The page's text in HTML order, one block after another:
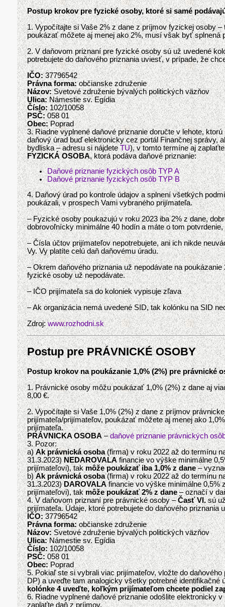
Postup krokov pre fyzické osoby, ktoré si samé
1. Vypočítajte si Vaše 2% z dane z príjmov fyzickej osoby
poukázať môžete aj menej ako 2%, musí však byť splnená
2. V daňovom priznaní pre fyzické osoby sú už uvedené
potrebujete do daňového priznania uviesť, v prípade, že
IČO:37796542
Právna forma:občianske združenie
Názov:Svetové združenie bývalých politických väzňov
Ulica:Námestie sv. Egídia
Číslo:102/10058
PSČ:058 01
Obec:Poprad
3. Riadne vyplnené daňové priznanie doručte v lehote,
daňový úrad buď elektronicky cez portál Finančnej správy,
bydliska – adresu si nájdeteTU), v tomto termíne aj
FYZICKÁ OSOBA, ktorá podáva daňové priznanie:
Daňové priznanie fyzických osôb TYP A
Daňové priznanie fyzických osôb TYP B
4. Daňový úrad po kontrole údajov a splnení všetkých
poukázali, v prospech Vami vybraného prijímateľa.
– Fyzické osoby poukazujú v roku 2023 iba 2% z dane,
dobrovoľnícky minimálne 40 hodín a máte o tom
– Čísla účtov prijímateľov nepotrebujete, ani ich nikde
Vy. Vy platíte celú daň daňovému úradu.
– Okrem daňového priznania už nepodávate na
fyzické osoby už nepodávate.
– IČO prijímateľa sa do koloniek vypisuje zľava
– Ak organizácia nemá uvedené SID, tak kolónku na SID
Zdroj:www.rozhodni.sk
Postup pre PRÁVNICKÉ OSOBY
Postup krokov na poukázanie 1,0% (2%) pre právnické
1. Právnické osoby môžu poukázať 1,0% (2%) z dane aj
8,00 €.
2. Vypočítajte si Vaše 1,0% (2%) z dane z príjmov
prijímateľa/prijímateľov, poukázať môžete aj menej ako
prijímateľa.
PRÁVNICKA OSOBA–daňové priznanie právnických
3. Pozor:
a)Ak právnická osoba(firma) v roku 2022 až do termínu
31.3.2023)NEDAROVALAfinancie vo výške minimálne
prijímateľovi), takmôže poukázať iba 1,0% z dane–
b)Ak právnická osoba(firma) v roku 2022 až do termínu
31.3.2023)DAROVALAfinancie vo výške minimálne 0,5%
prijímateľovi), takmôže poukázať 2% z dane– označí v
4. V daňovom priznaní pre právnické osoby –Časť VI.sú
prijímateľa. Údaje, ktoré potrebujete do daňového priznania
IČO:37796542
Právna forma:občianske združenie
Názov:Svetové združenie bývalých politických väzňov
Ulica:Námestie sv. Egídia
Číslo:102/10058
PSČ:058 01
Obec:Poprad
5. Pokiaľ ste si vybrali viac prijímateľov, vložte do
DP) a uveďte tam analogicky všetky potrebné
kolónke 4 uveďte, koľkým prijímateľom chcete podiel
6. Riadne vyplnené daňové priznanie odošlite elektronicky
zaplaťte daň z príjmov.